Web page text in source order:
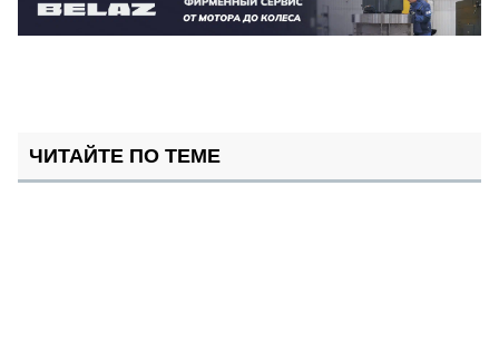
ЧИТАЙТЕ ПО ТЕМЕ